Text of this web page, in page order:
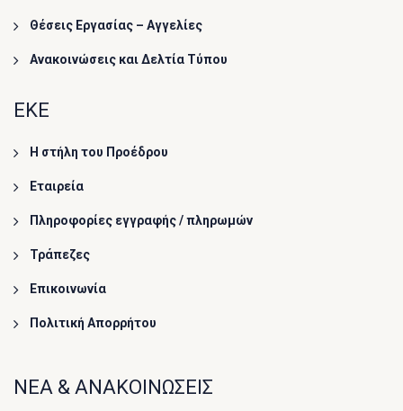
Θέσεις Εργασίας – Αγγελίες
Ανακοινώσεις και Δελτία Τύπου
ΕΚΕ
Η στήλη του Προέδρου
Εταιρεία
Πληροφορίες εγγραφής / πληρωμών
Τράπεζες
Επικοινωνία
Πολιτική Απορρήτου
ΝΕΑ & ΑΝΑΚΟΙΝΩΣΕΙΣ